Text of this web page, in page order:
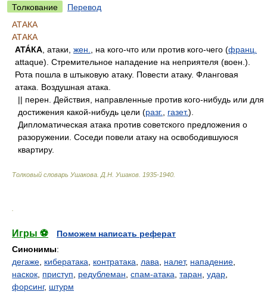
Толкование
Перевод
АТАКА
АТАКА
АТА́КА , атаки, жен. , на кого-что или против кого-чего (франц.
attaque). Стремительное нападение на неприятеля (воен.).
Рота пошла в штыковую атаку. Повести атаку. Фланговая
атака. Воздушная атака.
|| перен. Действия, направленные против кого-нибудь или для
достижения какой-нибудь цели (разг. газет.).
Дипломатическая атака против советского предложения о
разоружении. Соседи повели атаку на освободившуюся
квартиру.
Толковый словарь Ушакова Д.Н. Ушаков. 1935-1940
Игры ⚽
Поможем написать реферат
Синонимы:
дегаже кибератака контратака лава налет, нападение
наскок приступ редублеман спам-атака таран удар
форсинг, штурм